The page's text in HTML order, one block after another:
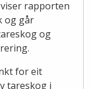
rapporten
og går
og
for eit
tareskog i